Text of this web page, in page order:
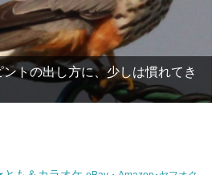
トの出し方に、少しは慣れてき